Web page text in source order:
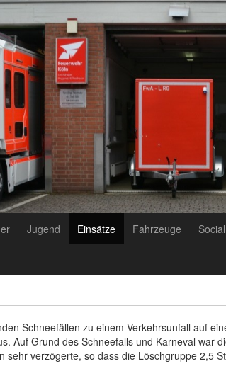
Jugend Einsätze Fahrzeuge
Schneefällen zu einem Verkehrsunfall auf
Auf Grund des Schneefalls und Karneval war
sehr verzögerte, so dass die Löschgruppe 2,5